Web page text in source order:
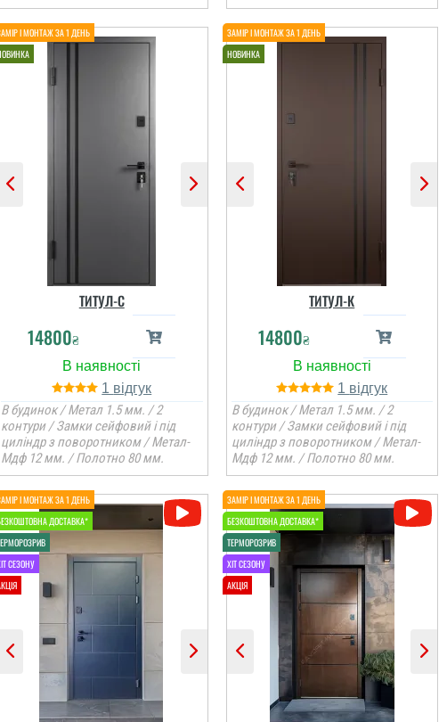
ТИТУЛ-С
14800₴
1
В будинок / Метал 1.5 мм. / 2
контури / Замки сейфовий і під
циліндр з поворотником / Метал-
Мдф 12 мм. / Полотно 80 мм.
ТИТУЛ-К
14800₴
1
В будинок / Метал 1.5 мм. / 2
контури / Замки сейфовий і під
циліндр з поворотником / Метал-
Мдф 12 мм. / Полотно 80 мм.